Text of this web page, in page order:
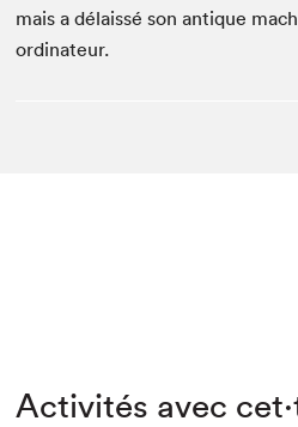
mais a délaissé son antique
ordinateur.
Activités avec